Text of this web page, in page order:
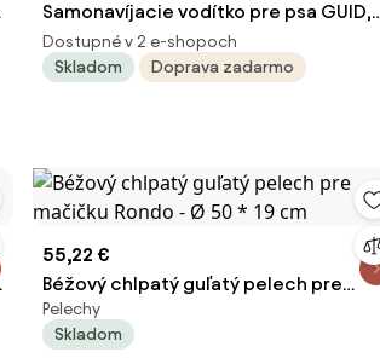
Samonavíjacie vodítko pre psa GUID,
bielo-modré
Dostupné v 2 e-shopoch
Skladom
Doprava zadarmo
55,22 €
Béžový chlpatý guľatý pelech pre
mačičku Rondo - Ø 50 * 19 cm
Pelechy
Skladom